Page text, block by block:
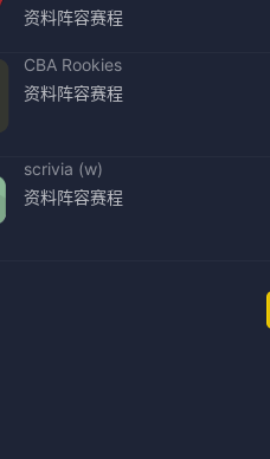
资料阵容赛程
CBA Rookies
资料阵容赛程
scrivia (w)
资料阵容赛程